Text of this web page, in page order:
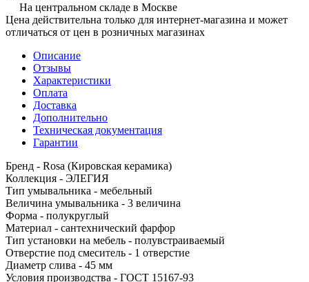
На центральном складе в Москве
Цена действительна только для интернет-магазина и может
отличаться от цен в розничных магазинах
Описание
Отзывы
Характеристики
Оплата
Доставка
Дополнительно
Техническая документация
Гарантии
Бренд - Rosa (Кировская керамика)
Коллекция - ЭЛЕГИЯ
Тип умывальника - мебельный
Величина умывальника - 3 величина
Форма - полукруглый
Материал - сантехнический фарфор
Тип установки на мебель - полувстраиваемый
Отверстие под смеситель - 1 отверстие
Диаметр слива - 45 мм
Условия производства - ГОСТ 15167-93